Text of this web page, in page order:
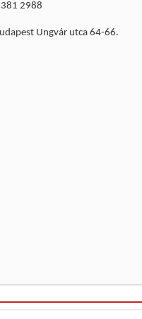
2988
Ungvár utca 64-66.